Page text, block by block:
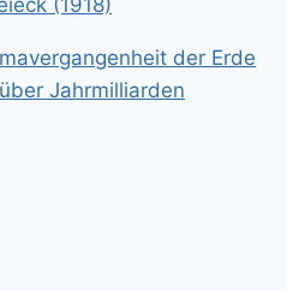
(1918)
der Erde
Jahrmilliarden